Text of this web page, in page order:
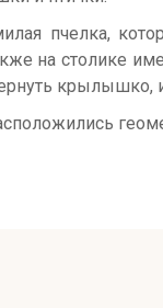
пчелка,
на столике
крылышко,